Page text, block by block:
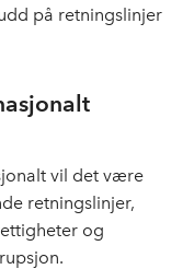
på retningslinjer
vil det være
retningslinjer,
og